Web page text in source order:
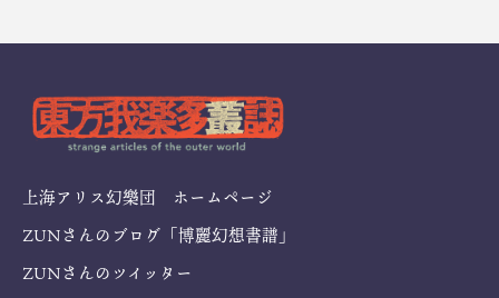
上海アリス幻樂団 ホームページ
ZUNさんのブログ「博麗幻想書譜」
ZUNさんのツイッター